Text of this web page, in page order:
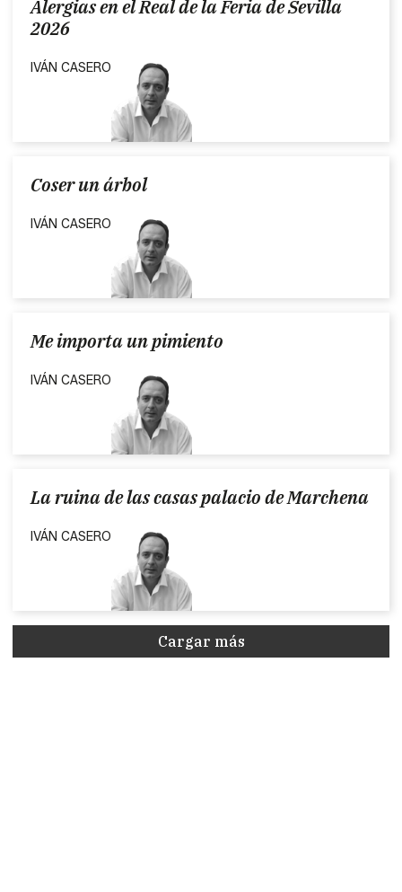
Alergias en el Real de la Feria de Sevilla
2026
IVÁN CASERO
Coser un árbol
IVÁN CASERO
Me importa un pimiento
IVÁN CASERO
La ruina de las casas palacio de Marchena
IVÁN CASERO
Cargar más